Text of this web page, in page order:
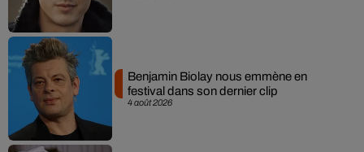
4 août 2026
Benjamin Biolay nous emmène en
festival dans son dernier clip